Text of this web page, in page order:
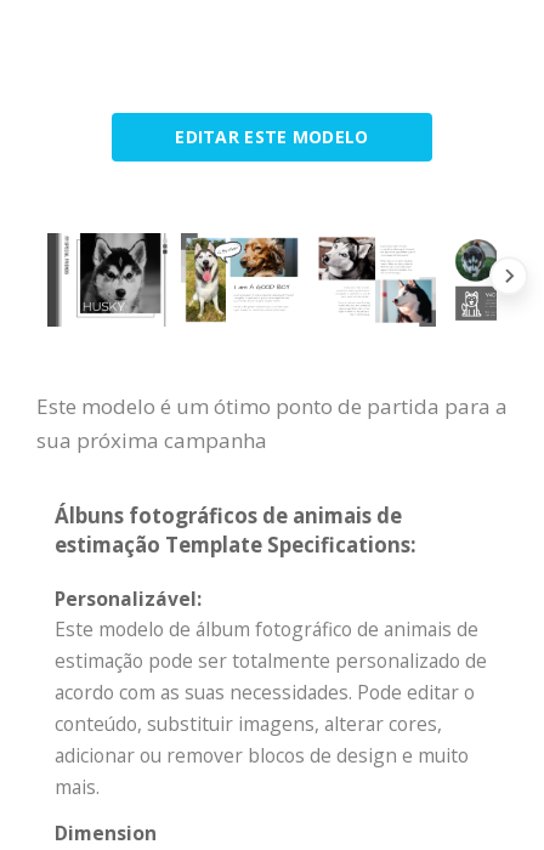
EDITAR ESTE MODELO
Este modelo é um ótimo ponto de partida para a
sua próxima campanha
Álbuns fotográficos de animais de
estimação Template Specifications:
Personalizável:
Este modelo de álbum fotográfico de animais de
estimação pode ser totalmente personalizado de
acordo com as suas necessidades. Pode editar o
conteúdo, substituir imagens, alterar cores,
adicionar ou remover blocos de design e muito
mais.
Dimension